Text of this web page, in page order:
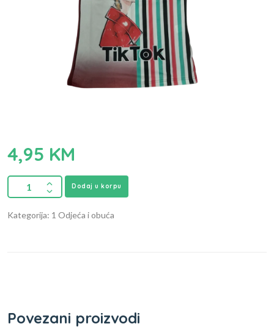
4,95 KM
Dodaj u korpu
Kategorija: 1 Odjeća i obuća
Povezani proizvodi